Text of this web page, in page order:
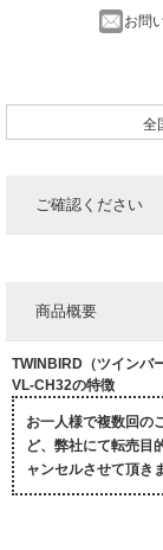
お問
全
ご確認ください
商品概要
TWINBIRD（ツインバ
VL-CH32の特徴
お一人様で複数回の
ど、弊社にて転売目
ャンセルさせて頂き